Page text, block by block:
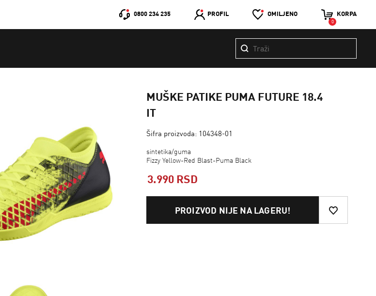
0800 234 235 PROFIL OMILJENO KORPA
0
MUŠKE PATIKE PUMA FUTURE 18.4
IT
Šifra proizvoda: 104348-01
sintetika/guma
Fizzy Yellow-Red Blast-Puma Black
3.990 RSD
PROIZVOD NIJE NA LAGERU!